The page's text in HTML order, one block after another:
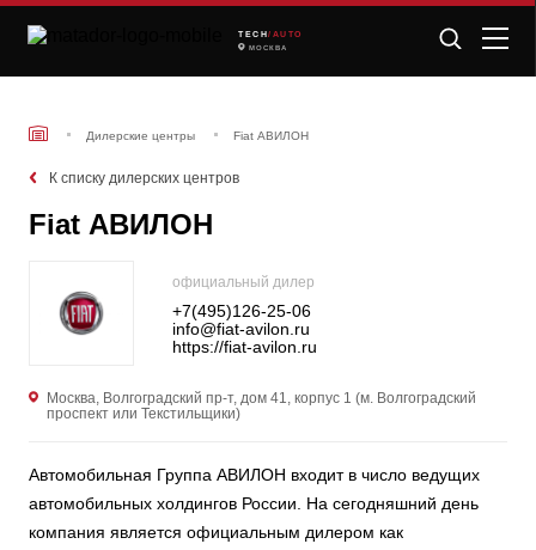
TECH /AUTO
МОСКВА
Дилерские центры Fiat АВИЛОН
К списку дилерских центров
Fiat АВИЛОН
официальный дилер
Москва, Волгоградский пр-т, дом 41, корпус 1 (м. Волгоградский
проспект или Текстильщики)
+7(495)126-25-06
info@fiat-avilon.ru
https://fiat-avilon.ru
Автомобильная Группа АВИЛОН входит в число ведущих
автомобильных холдингов России. На сегодняшний день
компания является официальным дилером как